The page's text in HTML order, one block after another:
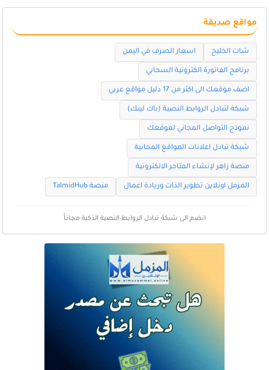
مواقع صديقة
شات الخليج اسعار الصرف في اليمن
برنامج الفاتورة الكترونية السحابي
اضف موقعك الى اكثر من 17 دليل مواقع عربي
شبكة لتبادل الروابط النصية (باك لينك)
نموذج التواصل المجاني لموقعك
شبكة تبادل اعلانات المواقع المجانية
منصة زاهر لإنشاء المتاجر الالكترونية
المزمل اونلاين تطوير الذات وريادة اعمال منصة TalmidHub
انضم الى شبكة تبادل الروابط النصية الذكية مجاناً